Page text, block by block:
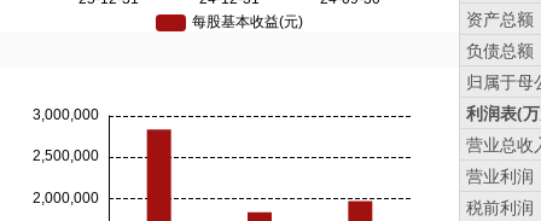
资产总额
负债总额
归属于母
利润表(
营业总收
营业利润
税前利润